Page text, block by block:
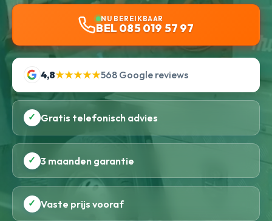
NU BEREIKBAAR
BEL 085 019 57 97
4,8★★★★★568 Google reviews
✓ Gratis telefonisch advies
✓ 3 maanden garantie
✓ Vaste prijs vooraf